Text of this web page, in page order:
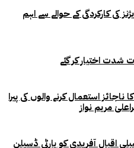
کی کارکردگی کے حوالے سے اہم
شدت اختیار کر گئے
ناجائز استعمال کرنے والوں کی پیرا
اقبال آفریدی کو پارٹی ڈسپلن